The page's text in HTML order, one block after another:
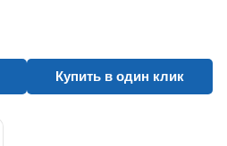
Купить в один клик